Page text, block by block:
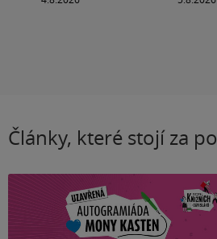
Články, které stojí za